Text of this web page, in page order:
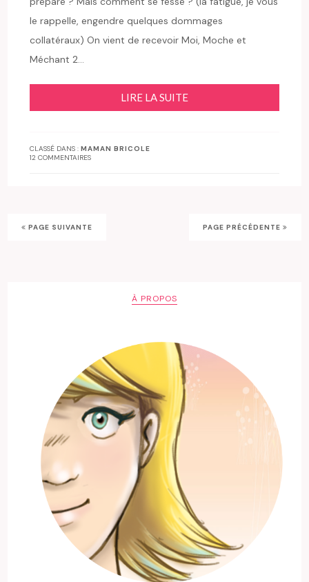
le rappelle, engendre quelques dommages
collatéraux) On vient de recevoir Moi, Moche et
Méchant 2…
LIRE LA SUITE
CLASSÉ DANS :MAMAN BRICOLE
12 COMMENTAIRES
PAGE PRÉCÉDENTE
PAGE SUIVANTE
À PROPOS